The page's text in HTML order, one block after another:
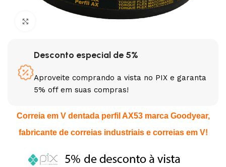
Clique para ampliar
Desconto especial de 5%
Aproveite comprando a vista no PIX e garanta
5% off em suas compras!
Correia em V dentada perfil AX53 marca Goodyear,
fabricante de correias industriais e correias em V!